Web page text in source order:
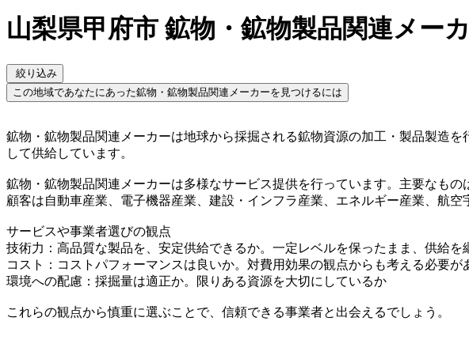
山梨県甲府市 鉱物・鉱物製品関連メー
絞り込み
この地域であなたにあった鉱物・鉱物製品関連メーカーを見つけるには
鉱物・鉱物製品関連メーカーは地球から採掘される鉱物資源の加工・製品製造
して供給しています。
鉱物・鉱物製品関連メーカーは多様なサービス提供を行っています。主要なも
顧客は自動車産業、電子機器産業、建設・インフラ産業、エネルギー産業、航空
サービスや事業者選びの観点
技術力：高品質な製品を、安定供給できるか。一定レベルを保ったまま、供給
コスト：コストパフォーマンスは良いか。対費用効果の観点からも考える必要が
環境への配慮：採掘量は適正か。限りある資源を大切にしているか
これらの観点から慎重に選ぶことで、信頼できる事業者と出会えるでしょう。